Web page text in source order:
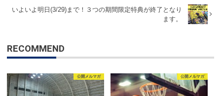
いよいよ明日(3/29)まで！３つの期間限定特典が終了となり
ます。
RECOMMEND
公開メルマガ 公開メルマガ